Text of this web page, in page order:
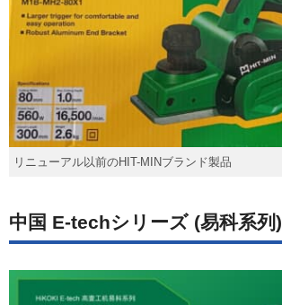
リニューアル以前のHIT-MINブランド製品
中国 E-techシリーズ (易科系列)